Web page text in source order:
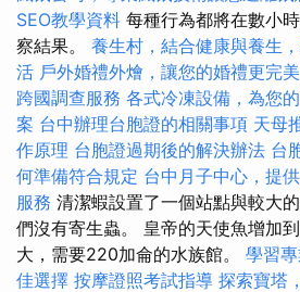
SEO教學資料 每種行為都將在數小
察結果。 養生村，結合健康與養生
活 戶外婚禮外燴，讓您的婚禮更完美
跨國調查服務 各式冷凍設備，為您
案 台中辦理台胞證的相關事項 天母
作原理 台胞證過期後的解決辦法 台
何準備符合規定 台中月子中心，提
服務 清潔蝦設置了一個站點與較大
們沒有寄生蟲。 皇帝的天使魚增加
大，需要220加侖的水族館。 學習
佳選擇 按摩證照考試指導 探索寶塔